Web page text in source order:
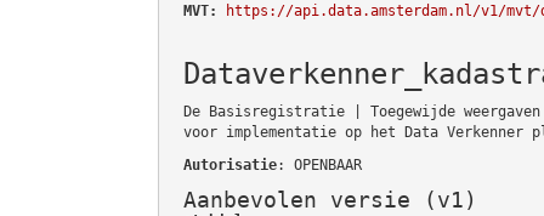
MVT:
https://api.data.amsterdam.nl/v1/
De Basisregistratie | Toegewijde
voor implementatie op het Data Verkenner
Autorisatie: OPENBAAR
Aanbevolen versie (v1)